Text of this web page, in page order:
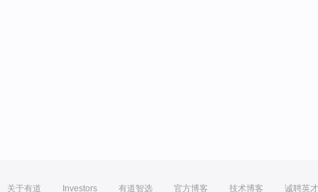
关于有道 Investors 有道智选 官方博客 技术博客 诚聘英才